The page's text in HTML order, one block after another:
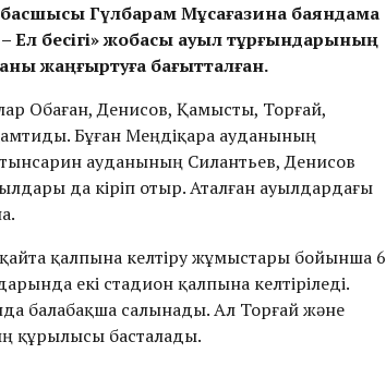
Гүлбарам Мұсағазина баяндама
бесігі» жобасы ауыл тұрғындарының
жаңғыртуға бағытталған.
Обаған, Денисов, Қамысты, Торғай,
Бұған Меңдіқара ауданының
ауданының Силантьев, Денисов
да кіріп отыр. Аталған ауылдардағы
қалпына келтіру жұмыстары бойынша 6
екі стадион қалпына келтіріледі.
балабақша салынады. Ал Торғай және
құрылысы басталады.